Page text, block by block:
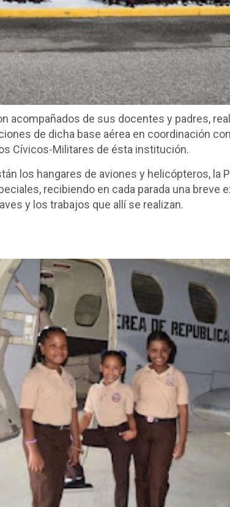
acompañados de sus docentes y padres,
de dicha base aérea en coordinación
Cívicos-Militares de ésta institución.
los hangares de aviones y helicópteros, la
recibiendo en cada parada una breve
y los trabajos que allí se realizan.